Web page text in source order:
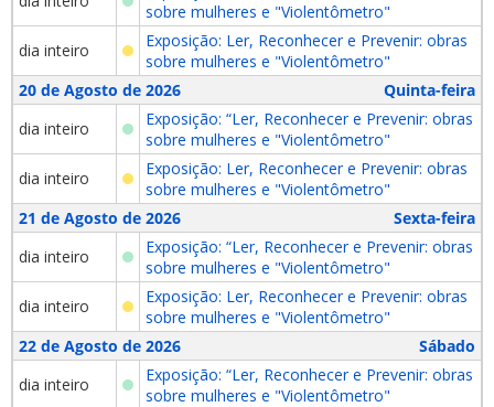
sobre mulheres e "Violentômetro"
dia inteiro
Exposição: Ler, Reconhecer e Prevenir: obras
sobre mulheres e "Violentômetro"
20 de Agosto de 2026
Quinta-feira
dia inteiro
Exposição: “Ler, Reconhecer e Prevenir: obras
sobre mulheres e "Violentômetro"
dia inteiro
Exposição: Ler, Reconhecer e Prevenir: obras
sobre mulheres e "Violentômetro"
21 de Agosto de 2026
Sexta-feira
dia inteiro
Exposição: “Ler, Reconhecer e Prevenir: obras
sobre mulheres e "Violentômetro"
dia inteiro
Exposição: Ler, Reconhecer e Prevenir: obras
sobre mulheres e "Violentômetro"
22 de Agosto de 2026
Sábado
dia inteiro
Exposição: “Ler, Reconhecer e Prevenir: obras
sobre mulheres e "Violentômetro"